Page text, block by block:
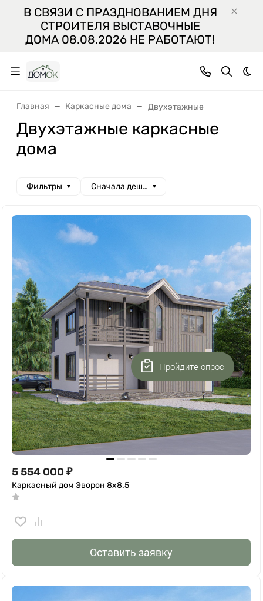
В СВЯЗИ С ПРАЗДНОВАНИЕМ ДНЯ
СТРОИТЕЛЯ ВЫСТАВОЧНЫЕ
ДОМА 08.08.2026 НЕ РАБОТАЮТ!
Главная Каркасные дома Двухэтажные
Двухэтажные каркасные
дома
Фильтры Сначала дешевые
5 554 000 ₽
Каркасный дом Эворон 8x8.5
Оставить заявку
Пройдите опрос